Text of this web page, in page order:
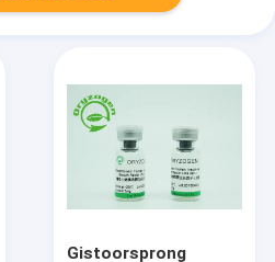
Gistoorsprong